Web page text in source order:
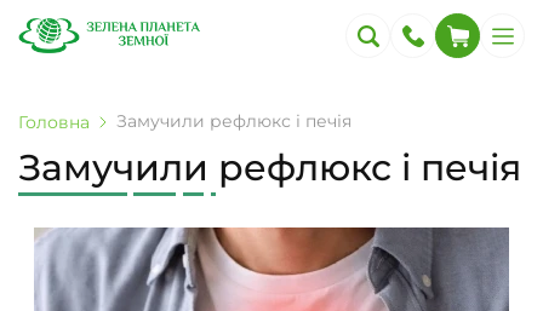
Головна Замучили рефлюкс і печія
Замучили рефлюкс і печія